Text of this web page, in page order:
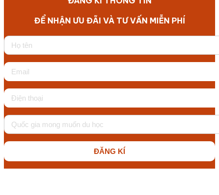
ĐỂ NHẬN ƯU ĐÃI VÀ TƯ VẤN MIỄN PHÍ